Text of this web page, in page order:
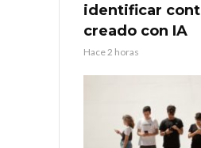
identificar
creado con IA
Hace 2 horas